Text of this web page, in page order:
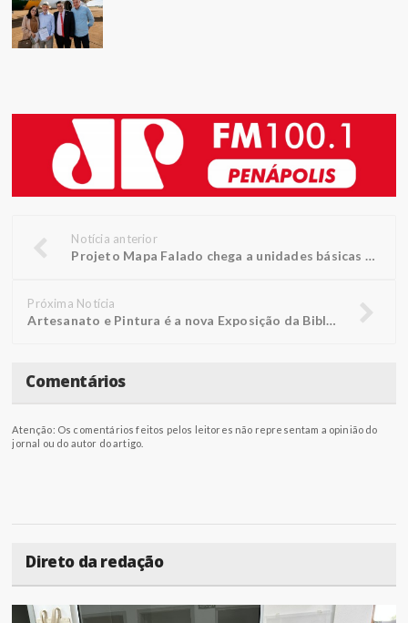
Notícia anterior
Projeto Mapa Falado chega a unidades básicas de saúde
Próxima Notícia
Artesanato e Pintura é a nova Exposição da Biblioteca FUNEPE
Comentários
Atenção: Os comentários feitos pelos leitores não representam a opinião do
jornal ou do autor do artigo.
Direto da redação